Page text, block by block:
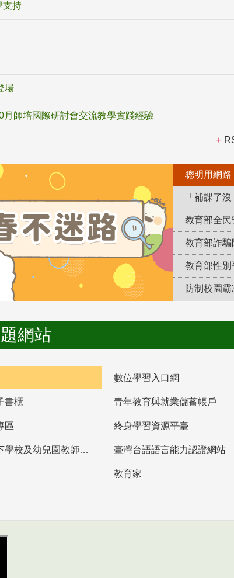
支持
場
師培國際研討會交流教學實踐經驗
聰明用網路
教育部全民
教育部詐騙
教育部性別
網站
數位學習入口網
書櫃 青年教育與就業儲蓄帳戶
區 終身學習資源平臺
教育部高中等以下學校及幼兒園教師資格檢定考試 臺灣台語語言能力認證網站
教育家